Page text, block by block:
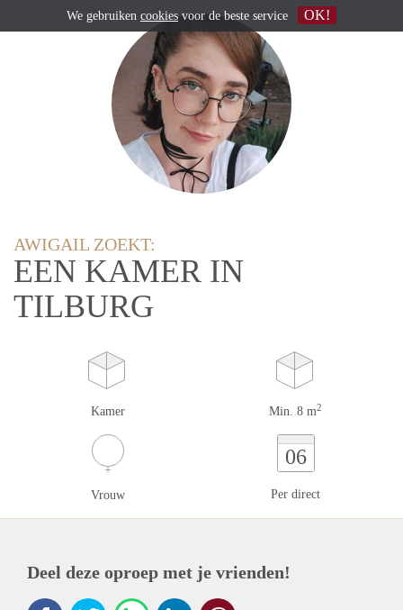
AWIGAIL ZOEKT:
EEN KAMER IN
TILBURG
Kamer Min. 8 m2
Vrouw
06
Per direct
Deel deze oproep met je vrienden!
We gebruiken cookies voor de beste service OK!